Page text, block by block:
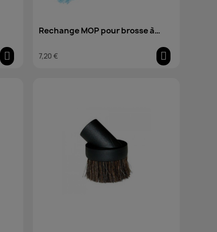
Rechange MOP pour brosse à
7,20 €